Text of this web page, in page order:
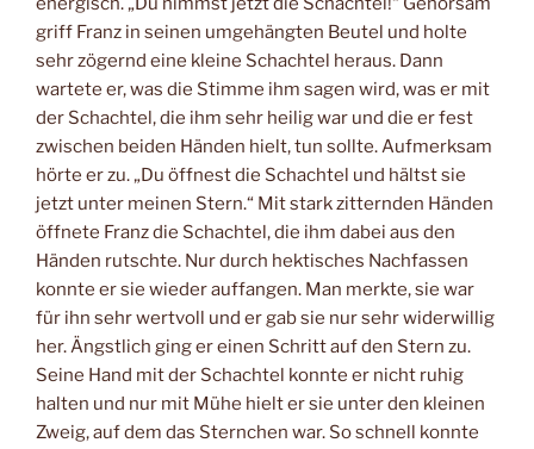
griff Franz in seinen umgehängten Beutel und holte
sehr zögernd eine kleine Schachtel heraus. Dann
wartete er, was die Stimme ihm sagen wird, was er mit
der Schachtel, die ihm sehr heilig war und die er fest
zwischen beiden Händen hielt, tun sollte. Aufmerksam
hörte er zu. „Du öffnest die Schachtel und hältst sie
jetzt unter meinen Stern.“ Mit stark zitternden Händen
öffnete Franz die Schachtel, die ihm dabei aus den
Händen rutschte. Nur durch hektisches Nachfassen
konnte er sie wieder auffangen. Man merkte, sie war
für ihn sehr wertvoll und er gab sie nur sehr widerwillig
her. Ängstlich ging er einen Schritt auf den Stern zu.
Seine Hand mit der Schachtel konnte er nicht ruhig
halten und nur mit Mühe hielt er sie unter den kleinen
Zweig, auf dem das Sternchen war. So schnell konnte